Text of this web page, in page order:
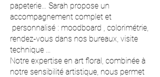
papeterie… Sarah propose un
accompagnement complet et
personnalisé : moodboard , colorimétrie,
rendez-vous dans nos bureaux, visite
technique ... ​
Notre expertise en art floral, combinée à
notre sensibilité artistique, nous permet